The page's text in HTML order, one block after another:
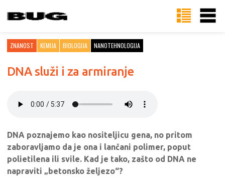
ZNANOST KEMIJA BIOLOGIJA NANOTEHNOLOGIJA
DNA služi i za armiranje
DNA poznajemo kao nositeljicu gena, no pritom
zaboravljamo da je ona i lančani polimer, poput
polietilena ili svile. Kad je tako, zašto od DNA ne
napraviti „betonsko željezo“?